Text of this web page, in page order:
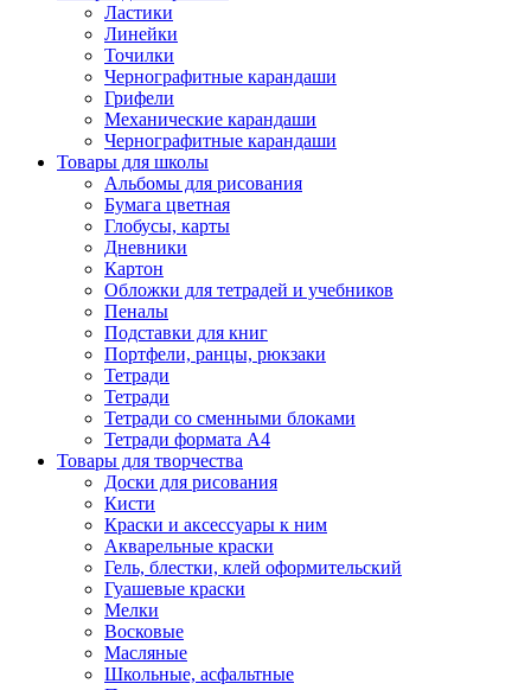
Ластики
Линейки
Точилки
Чернографитные карандаши
Грифели
Механические карандаши
Чернографитные карандаши
Товары для школы
Альбомы для рисования
Бумага цветная
Глобусы, карты
Дневники
Картон
Обложки для тетрадей и учебников
Пеналы
Подставки для книг
Портфели, ранцы, рюкзаки
Тетради
Тетради
Тетради со сменными блоками
Тетради формата А4
Товары для творчества
Доски для рисования
Кисти
Краски и аксессуары к ним
Акварельные краски
Гель, блестки, клей оформительский
Гуашевые краски
Мелки
Восковые
Масляные
Школьные, асфальтные